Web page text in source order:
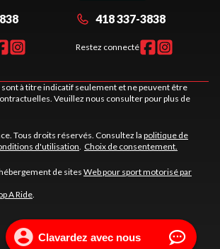
418 337-3838
Restez connecté
à titre indicatif seulement et ne peuvent être
Veuillez nous consulter pour plus de
Tous droits réservés. Consultez la politique de
d'utilisation. Choix de consentement.
de sitesWeb pour sport motorisé par
A Ride.